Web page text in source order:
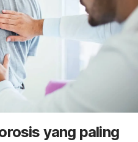
yang paling